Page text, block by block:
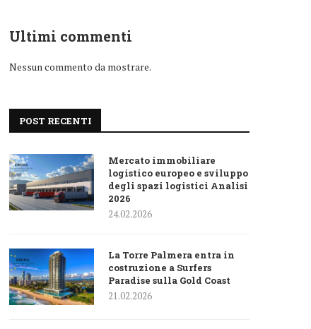
Ultimi commenti
Nessun commento da mostrare.
POST RECENTI
Mercato immobiliare
logistico europeo e sviluppo
degli spazi logistici Analisi
2026
24.02.2026
La Torre Palmera entra in
costruzione a Surfers
Paradise sulla Gold Coast
21.02.2026